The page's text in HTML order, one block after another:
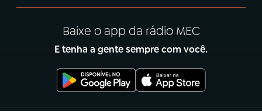
Baixe o app da rádio MEC
E tenha a gente sempre com você.